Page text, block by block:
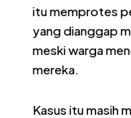
itu memprotes
yang dianggap
meski warga
mereka.
Kasus itu masih